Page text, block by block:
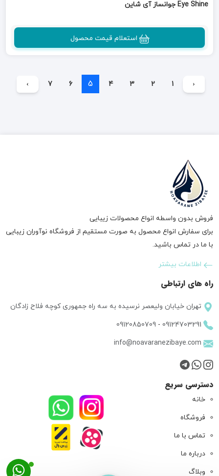
Eye Shine جوانساز آی شاین
استعلام قیمت محصول
‹
1
2
3
4
5
6
7
›
دسترسی سریع
خانه
فروشگاه
تماس با ما
درباره ما
وبلاگ
فروش بدون واسطه انواع محصولات زیبایی
برای سفارش انواع محصول به صورت مستقیم از فروشگاه نوآوران زیبایی
با ما در تماس باشید.
اطلاعات بیشتر
راه های ارتباطی
تهران خیابان ولیعصر نرسیده به سه راه جمهوری کوچه فلاح زادگان
09124703291
-
09120850709
info@noavaranezibaye.com